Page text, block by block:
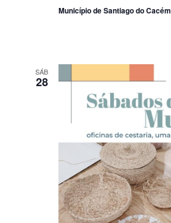
Município de Santiago do Cacém
SÁB
28